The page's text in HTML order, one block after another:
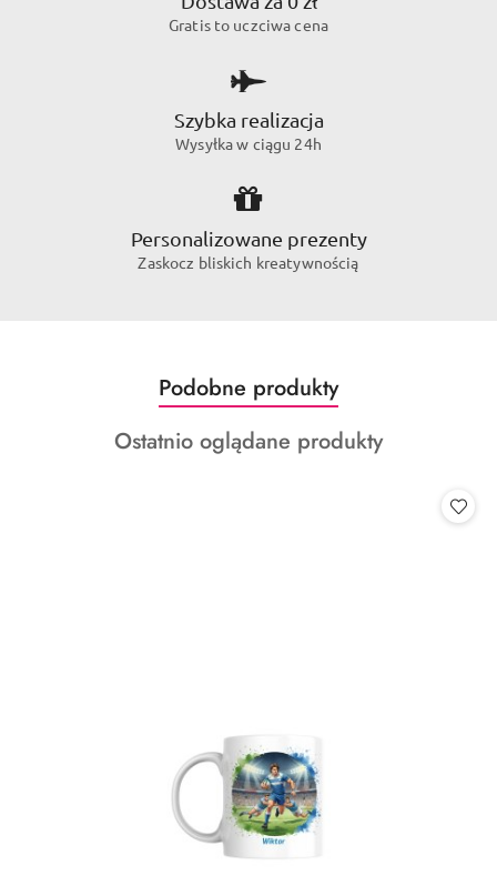
Gratis to uczciwa cena
Szybka realizacja
Wysyłka w ciągu 24h
Personalizowane prezenty
Zaskocz bliskich kreatywnością
Pomiń karuzelę produktów
Produkty
o
statusie:
Podobne produkty
Produkty
Ostatnio oglądane produkty